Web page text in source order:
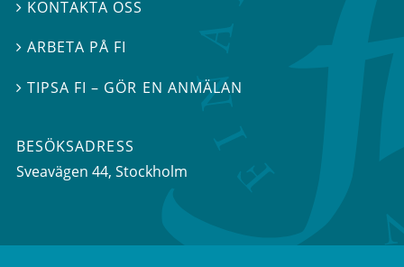
 KONTAKTA OSS
ARBETA PÅ FI
TIPSA FI – GÖR EN ANMÄLAN
BESÖKSADRESS
Sveavägen 44, Stockholm